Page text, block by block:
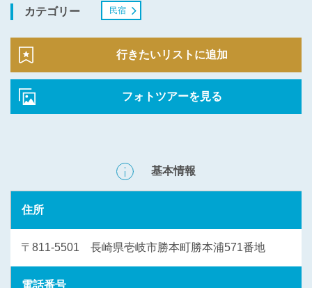
カテゴリー 民宿
行きたいリストに追加
フォトツアーを見る
基本情報
住所
〒811-5501 長崎県壱岐市勝本町勝本浦571番地
電話番号